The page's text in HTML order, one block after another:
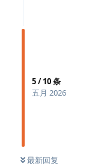
5/10条
五月 2026
最新回复